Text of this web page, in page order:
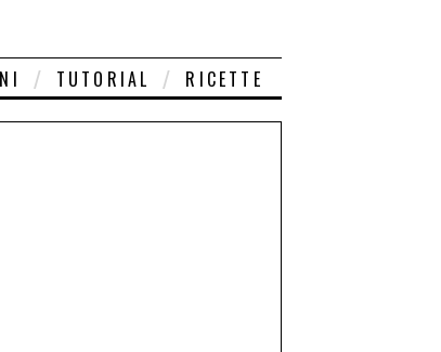
TUTORIAL RICETTE